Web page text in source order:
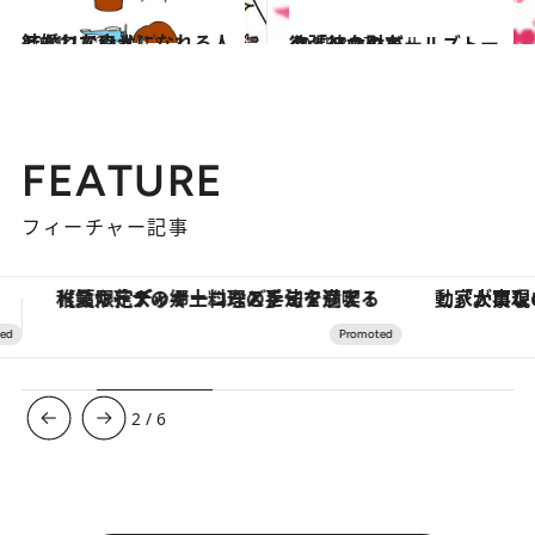
2011.11.2
結婚して幸せになれる人となれない人
ライフスタイル 2011.8.17
欲張り女のガールズトーク「彼の財布」
ライフスタイル
FEATURE
フィーチャー記事
「大事なのは地域の意識を変えること」。ロレックス賞受賞の自然保護活動家が実現させたナイジェリアの自然環境の復活
3 /6